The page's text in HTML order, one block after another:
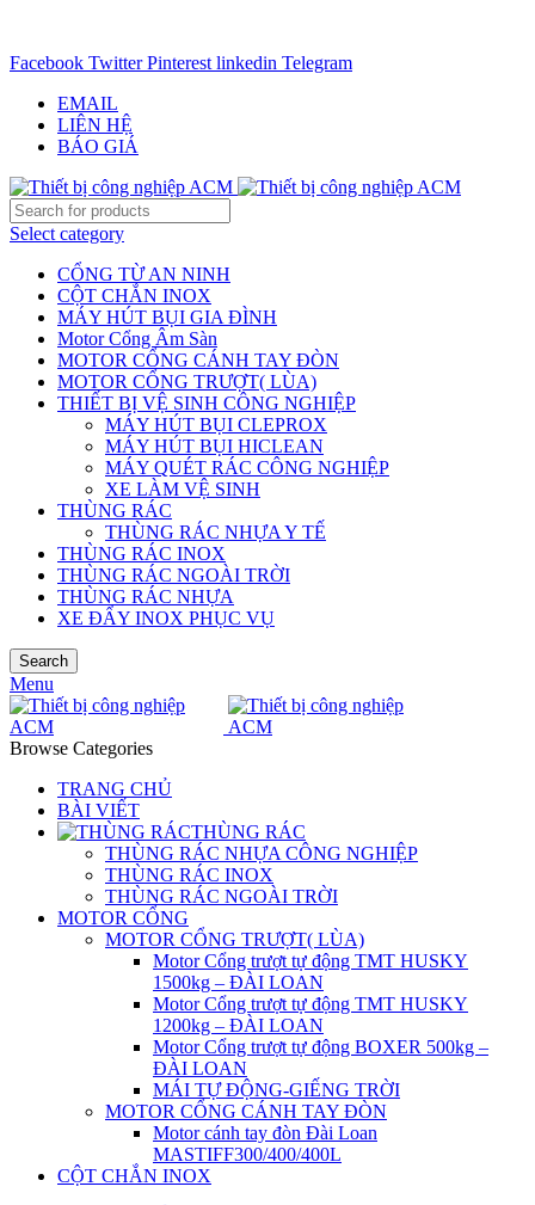
Facebook Twitter Pinterest linkedin Telegram
EMAIL
LIÊN HỆ
BÁO GIÁ
Select category
CỔNG TỪ AN NINH
CỘT CHẮN INOX
MÁY HÚT BỤI GIA ĐÌNH
Motor Cổng Âm Sàn
MOTOR CỔNG CÁNH TAY ĐÒN
MOTOR CỔNG TRƯỢT( LÙA)
THIẾT BỊ VỆ SINH CÔNG NGHIỆP
MÁY HÚT BỤI CLEPROX
MÁY HÚT BỤI HICLEAN
MÁY QUÉT RÁC CÔNG NGHIỆP
XE LÀM VỆ SINH
THÙNG RÁC
THÙNG RÁC NHỰA Y TẾ
THÙNG RÁC INOX
THÙNG RÁC NGOÀI TRỜI
THÙNG RÁC NHỰA
XE ĐẨY INOX PHỤC VỤ
Search
Menu
Browse Categories
TRANG CHỦ
BÀI VIẾT
THÙNG RÁC
THÙNG RÁC NHỰA CÔNG NGHIỆP
THÙNG RÁC INOX
THÙNG RÁC NGOÀI TRỜI
MOTOR CỔNG
MOTOR CỔNG TRƯỢT( LÙA)
Motor Cổng trượt tự động TMT HUSKY
1500kg – ĐÀI LOAN
Motor Cổng trượt tự động TMT HUSKY
1200kg – ĐÀI LOAN
Motor Cổng trượt tự động BOXER 500kg –
ĐÀI LOAN
MÁI TỰ ĐỘNG-GIẾNG TRỜI
MOTOR CỔNG CÁNH TAY ĐÒN
Motor cánh tay đòn Đài Loan
MASTIFF300/400/400L
CỘT CHẮN INOX